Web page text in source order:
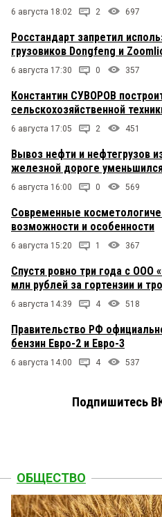
6 августа 18:02 2 697
Росстандарт запретил
грузовиков Dongfeng и
6 августа 17:30 0 357
Константин СУВОРОВ
сельскохозяйственной
6 августа 17:05 2 451
Вывоз нефти и нефтегрузов
железной дороге
6 августа 16:00 0 569
Современные
возможности и особенности
6 августа 15:20 1 367
Спустя ровно три года с ООО
млн рублей за гортензии и
6 августа 14:39 4 518
Правительство РФ
бензин Евро-2 и Евро-3
6 августа 14:00 4 537
Подпишитесь
ОБЩЕСТВО